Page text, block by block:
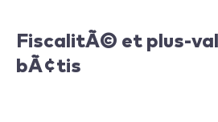
FiscalitÃ© et plus-
bÃ¢tis